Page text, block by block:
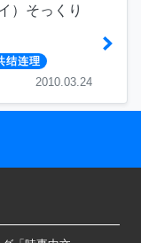
）そっくり
结连理
2010.03.24